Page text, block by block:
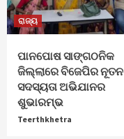
ରାଜ୍ୟ
ପାନପୋଷ ସାଙ୍ଗଠନିକ
ଜିଲ୍ଲାରେ ବିଜେପିର ନୂତନ
ସଦସ୍ୟତା ଅଭିଯାନର
ଶୁଭାରମ୍ଭ
Teerthkhetra